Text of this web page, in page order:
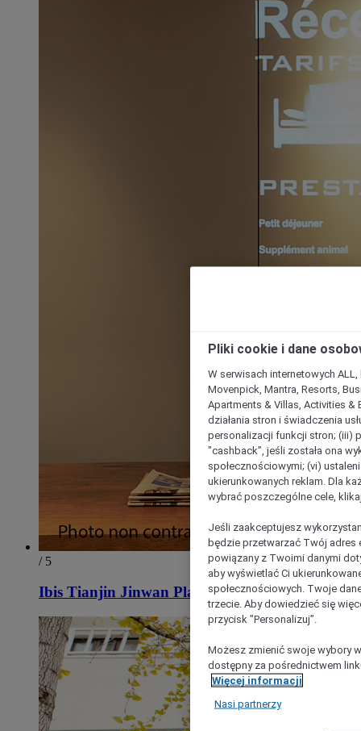
/ 5
Ibis Tianjin Jinwan Plaza Hotel
Pliki cookie i dane
W serwisach internetowych
Movenpick, Mantra, Resorts,
Apartments & Villas, Activities &
działania stron i świadczenia
personalizacji funkcji stron; (iii)
"cashback”, jeśli została ona
społecznościowymi; (vi)
ukierunkowanych reklam. Dla
wybrać poszczególne cele,
Jeśli zaakceptujesz
będzie przetwarzać Twój adres
powiązany z Twoimi danymi
aby wyświetlać Ci
społecznościowych. Twoje
trzecie. Aby dowiedzieć się
przycisk "Personalizuj”.
Możesz zmienić swoje wybory
dostępny za pośrednictwem
Więcej informacji
Nasi partnerzy